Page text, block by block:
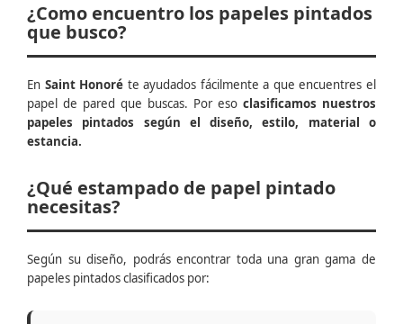
¿Como encuentro los papeles pintados
que busco?
En Saint Honoré te ayudados fácilmente a que encuentres el
papel de pared que buscas. Por eso clasificamos nuestros
papeles pintados según el diseño, estilo, material o
estancia.
¿Qué estampado de papel pintado
necesitas?
Según su diseño, podrás encontrar toda una gran gama de
papeles pintados clasificados por: